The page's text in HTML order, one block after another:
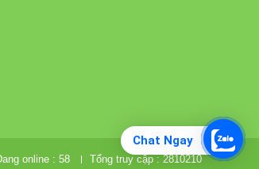
Chat Ngay
online : 58 Tổng truy cập :2810210